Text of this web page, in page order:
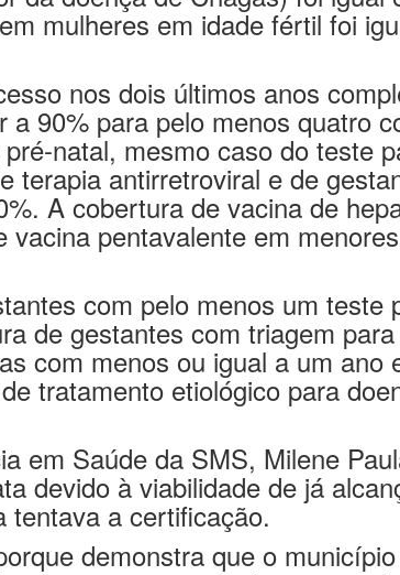
nos dois últimos anos
90% para pelo menos quatro
natal, mesmo caso do teste
antirretroviral e de
A cobertura de vacina de
pentavalente em
com pelo menos um teste
de gestantes com triagem para
com menos ou igual a um ano
tratamento etiológico para
em Saúde da SMS, Milene
devido à viabilidade de já
tentava a certificação.
demonstra que o município
às gestantes, a cobertura